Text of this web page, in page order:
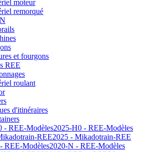
moteur
remorqué
et fourgons
REE
roulant
d'itinéraires
2025-H0 - REE-Modèles
2025 - Mikadotrain-REE
2020-N - REE-Modèles